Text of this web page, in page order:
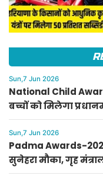
Sun,7 Jun 2026
National Child
बच्चों को मिलेगा
करें आवेदन
Sun,7 Jun 2026
Padma Awards-
सुनेहरा मौका, गृह
लिए आवेदन